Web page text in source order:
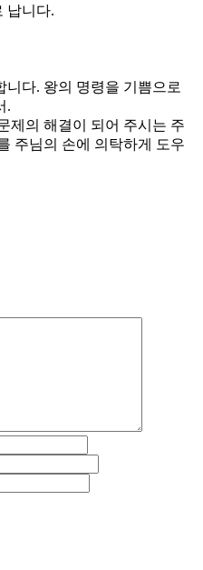
납니다.
니다. 왕의 명령을 기쁨으로
.
제의 해결이 되어 주시는 주
주님의 손에 의탁하게 도우